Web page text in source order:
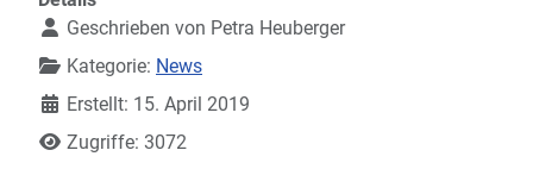
Geschrieben von Petra Heuberger
Kategorie: News
Erstellt: 15. April 2019
Zugriffe: 3072